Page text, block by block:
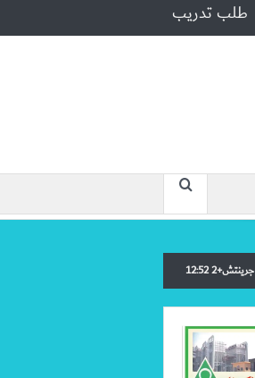
طلب تدريب
“جبروت امرأة”.. مارست الرذيلة
جرينتش+2 12:52